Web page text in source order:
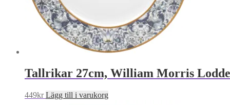
Tallrikar 27cm, William Morris
449kr Lägg till i varukorg